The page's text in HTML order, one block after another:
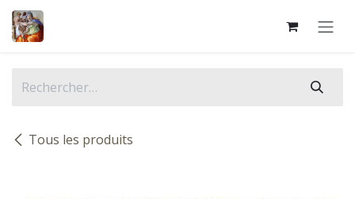
Se rendre au contenu
Tous les produits